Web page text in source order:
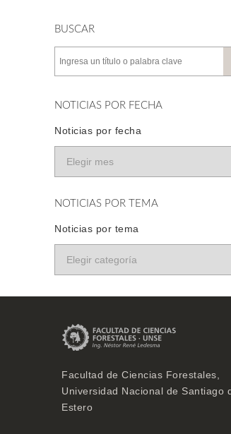
BUSCAR
NOTICIAS POR FECHA
Noticias por fecha
NOTICIAS POR TEMA
Noticias por tema
Facultad de Ciencias Forestales,
Universidad Nacional de Santiago
Estero